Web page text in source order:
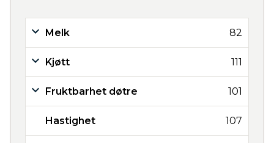
Melk 82
Kjøtt 111
Fruktbarhet døtre 101
Hastighet 107